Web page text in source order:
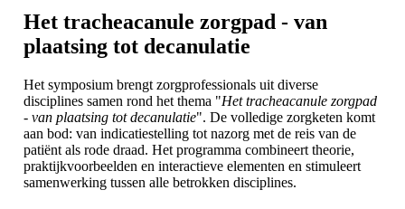
Het tracheacanule zorgpad - van
plaatsing tot decanulatie
Het symposium brengt zorgprofessionals uit diverse
disciplines samen rond het thema "Het tracheacanule zorgpad
- van plaatsing tot decanulatie". De volledige zorgketen komt
aan bod: van indicatiestelling tot nazorg met de reis van de
patiënt als rode draad. Het programma combineert theorie,
praktijkvoorbeelden en interactieve elementen en stimuleert
samenwerking tussen alle betrokken disciplines.